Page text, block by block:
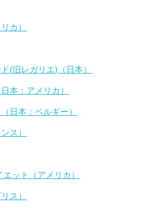
カ）
(旧レガリエ)（日本）
本：アメリカ）
日本：ベルギー）
ス）
ット（アメリカ）
ス）